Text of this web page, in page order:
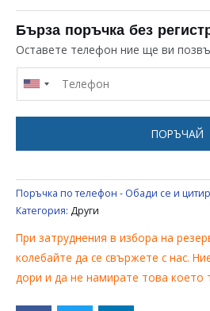
ДЪРЖАЧ
ЗА
РЪКОХВАТКА
С
ТЕФЛОН
Бърза поръчка без
Оставете телефон ние ще ви
ПОРЪЧАЙ
Поръчка по телефон - Обади се и
Категория: Други
При затруднения в избора на
колебайте да се свържете с нас.
дори и да не намирате това което